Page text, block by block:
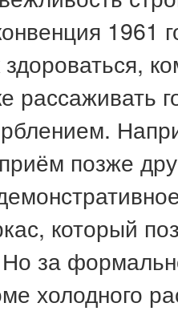
1961
рассаживать
позже
который
за
холодного